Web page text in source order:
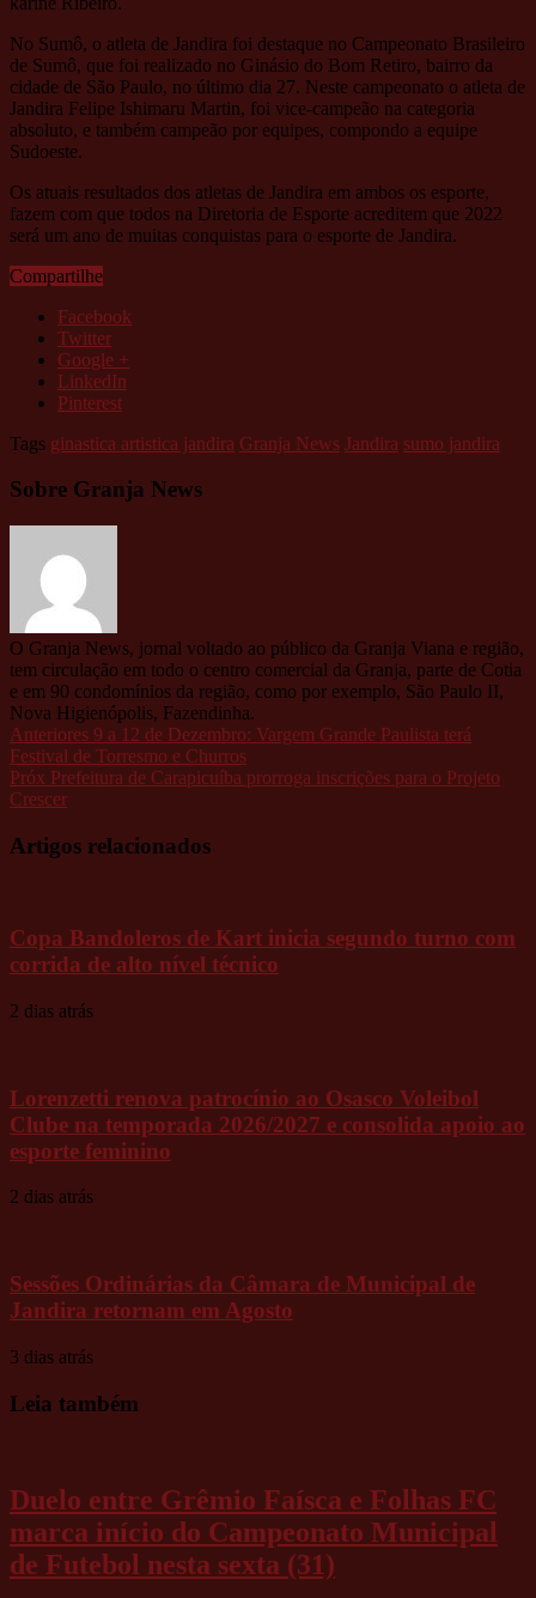
No Sumô, o atleta de Jandira foi destaque no Campeonato Brasileiro
de Sumô, que foi realizado no Ginásio do Bom Retiro, bairro da
cidade de São Paulo, no último dia 27. Neste campeonato o atleta de
Jandira Felipe Ishimaru Martin, foi vice-campeão na categoria
absoluto, e também campeão por equipes, compondo a equipe
Sudoeste.
Os atuais resultados dos atletas de Jandira em ambos os esporte,
fazem com que todos na Diretoria de Esporte acreditem que 2022
será um ano de muitas conquistas para o esporte de Jandira.
Compartilhe
Facebook
Twitter
Google +
LinkedIn
Pinterest
Tags ginastica artistica jandira Granja News Jandira sumo jandira
Sobre Granja News
O Granja News, jornal voltado ao público da Granja Viana e região,
tem circulação em todo o centro comercial da Granja, parte de Cotia
e em 90 condomínios da região, como por exemplo, São Paulo II,
Nova Higienópolis, Fazendinha.
Anteriores 9 a 12 de Dezembro: Vargem Grande Paulista terá
Festival de Torresmo e Churros
Próx Prefeitura de Carapicuíba prorroga inscrições para o Projeto
Crescer
Artigos relacionados
Copa Bandoleros de Kart inicia segundo turno com
corrida de alto nível técnico
2 dias atrás
Lorenzetti renova patrocínio ao Osasco Voleibol
Clube na temporada 2026/2027 e consolida apoio ao
esporte feminino
2 dias atrás
Sessões Ordinárias da Câmara de Municipal de
Jandira retornam em Agosto
3 dias atrás
Leia também
Duelo entre Grêmio Faísca e Folhas FC
marca início do Campeonato Municipal
de Futebol nesta sexta (31)